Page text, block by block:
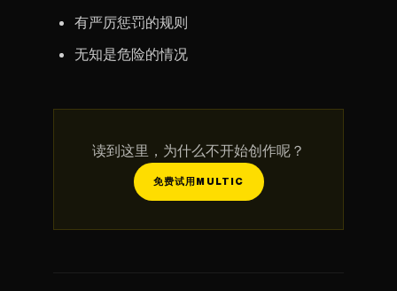
有严厉惩罚的规则
无知是危险的情况
读到这里，为什么不开始创作呢？
免费试用MULTIC